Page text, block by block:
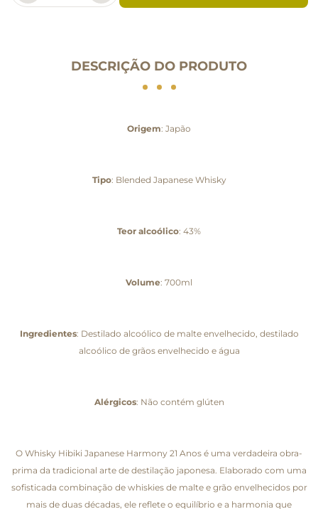
DESCRIÇÃO DO PRODUTO
Origem: Japão
Tipo: Blended Japanese Whisky
Teor alcoólico: 43%
Volume: 700ml
Ingredientes: Destilado alcoólico de malte envelhecido, destilado
alcoólico de grãos envelhecido e água
Alérgicos: Não contém glúten
O Whisky Hibiki Japanese Harmony 21 Anos é uma verdadeira obra-
prima da tradicional arte de destilação japonesa. Elaborado com uma
sofisticada combinação de whiskies de malte e grão envelhecidos por
mais de duas décadas, ele reflete o equilíbrio e a harmonia que